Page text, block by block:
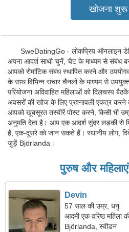
SweDatingGo - लोकप्रिय ऑनलाइन
अपना आदर्श साथी चुनें, चैट के माध्यम से संबंध
आपको रोमांटिक संबंध स्थापित करने और
के साथ विभिन्न संचार चैनलों के माध्यम से
परियोजना अविवाहित महिलाओं को दिलचस्प
अवसरों की खोज के लिए प्रश्नावली एकत्र
आपको खूबसूरत तस्वीरें पोस्ट करने, किसी भी
अनुमति देता है। आप एक आदर्श सुंदर लड़की से
हैं, एक-दूसरे को जान सकते हैं। स्थानीय लोग,
जुड़ें Björlanda।
पुरुष और
Devin
57 साल की उम्र, धनु
आदमी एक वरिष्ठ महिला
Björlanda, स्वीडन